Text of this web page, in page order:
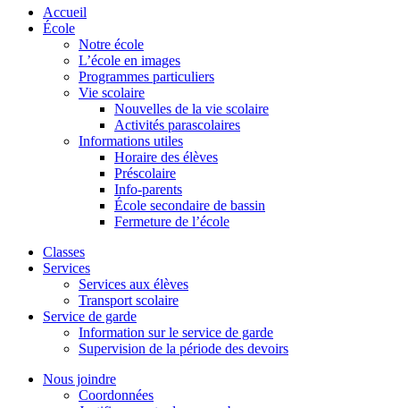
Accueil
École
Notre école
L’école en images
Programmes particuliers
Vie scolaire
Nouvelles de la vie scolaire
Activités parascolaires
Informations utiles
Horaire des élèves
Préscolaire
Info-parents
École secondaire de bassin
Fermeture de l’école
Classes
Services
Services aux élèves
Transport scolaire
Service de garde
Information sur le service de garde
Supervision de la période des devoirs
Nous joindre
Coordonnées